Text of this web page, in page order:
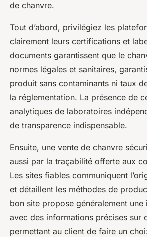
de chanvre.
Tout d’abord, privilégiez les
clairement leurs certifications et
documents garantissent que le
normes légales et sanitaires,
produit sans contaminants ni taux
la réglementation. La présence de
analytiques de laboratoires
de transparence indispensable.
Ensuite, une vente de chanvre
aussi par la traçabilité offerte aux
Les sites fiables communiquent
et détaillent les méthodes de
bon site propose généralement
avec des informations précises sur
permettant au client de faire un